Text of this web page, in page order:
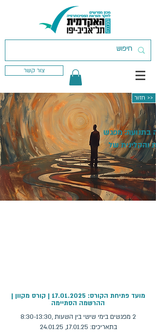
צור קשר
חזור >>
בתנועה: מפגש
והקלינית של
מועד פתיחת הקורס: 17.01.2025 | קורס מקוון |
ההרשמה הסתיימה
2 מפגשים בימי שישי בין השעות ,8:30-13:30
בתאריכים: 17.01.25, 24.01.25